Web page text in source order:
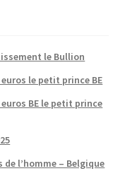
le Bullion
le petit prince BE
BE le petit prince
de l’homme – Belgique